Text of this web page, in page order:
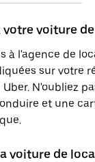
votre voiture
à l'agence de
sur votre
N'oubliez
et une
voiture de